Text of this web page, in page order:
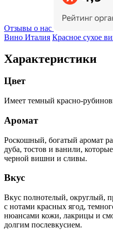
Отзывы о нас
Вино Италия Красное сухое
Характеристики
Цвет
Имеет темный красно-
Аромат
Роскошный, богатый аромат
дуба, тостов и ванили,
черной вишни и сливы.
Вкус
Вкус полнотелый, округлый,
с нотами красных ягод,
нюансами кожи, лакрицы и
долгим послевкусием.